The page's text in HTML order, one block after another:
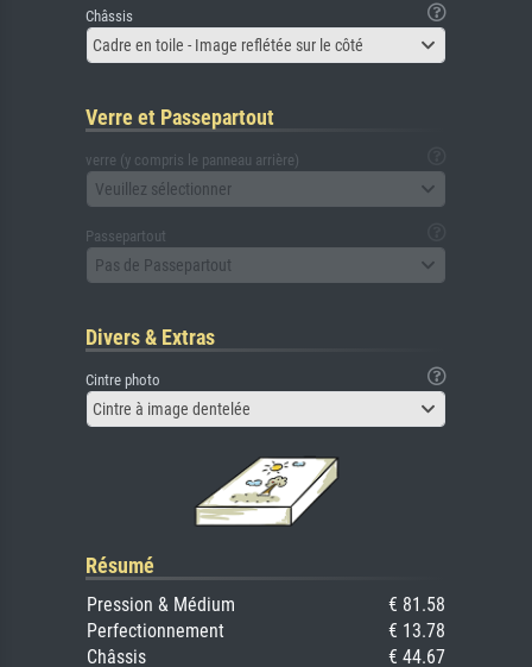
Châssis
Cadre en toile - Image reflétée sur le côté
Verre et Passepartout
verre (y compris le panneau arrière)
Veuillez sélectionner
Passepartout
Pas de Passepartout
Divers & Extras
Cintre photo
Cintre à image dentelée
Résumé
Pression & Médium
€ 81.58
Perfectionnement
€ 13.78
Châssis
€ 44.67